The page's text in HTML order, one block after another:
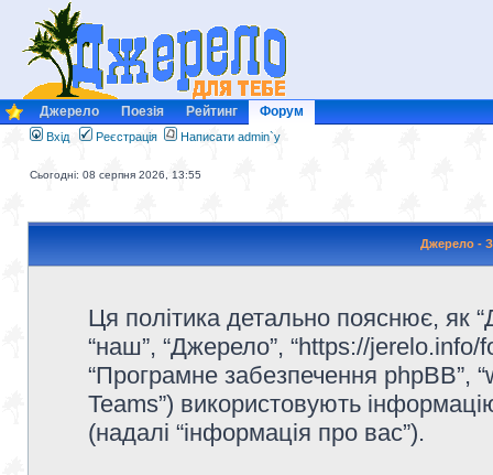
Джерело Поезія Рейтинг Форум
Вхід Реєстрація Написати admin`у
Сьогодні: 08 серпня 2026, 13:55
Джерело -
Ця політика детально пояснює, як
“наш”, “Джерело”, “https://jerelo.info/
“Програмне забезпечення phpBB”,
Teams”) використовують
(надалі “інформація про вас”).